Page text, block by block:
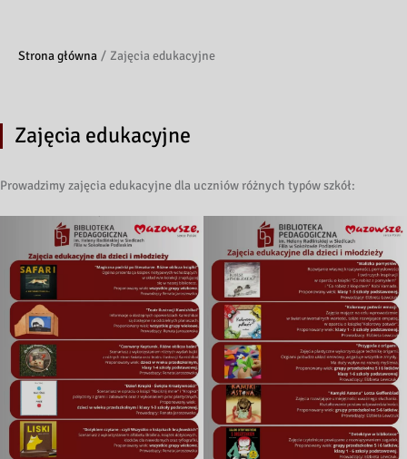
Strona główna Zajęcia edukacyjne
Zajęcia edukacyjne
Prowadzimy zajęcia edukacyjne dla uczniów różnych typów szkół: